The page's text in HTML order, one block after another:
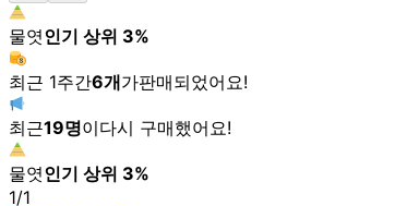
물엿인기 상위 3%
최근 1주간6개가판매되었어요!
최근19명이다시 구매했어요!
물엿인기 상위 3%
1/1